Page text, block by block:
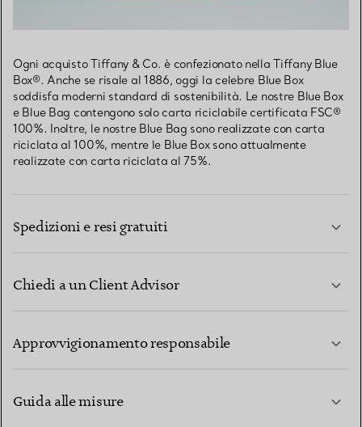
Ogni acquisto Tiffany & Co. è confezionato nella Tiffany Blue
Box®. Anche se risale al 1886, oggi la celebre Blue Box
soddisfa moderni standard di sostenibilità. Le nostre Blue Box
e Blue Bag contengono solo carta riciclabile certificata FSC®
100%. Inoltre, le nostre Blue Bag sono realizzate con carta
riciclata al 100%, mentre le Blue Box sono attualmente
realizzate con carta riciclata al 75%.
Spedizioni e resi gratuiti
Chiedi a un Client Advisor
Approvvigionamento responsabile
Guida alle misure